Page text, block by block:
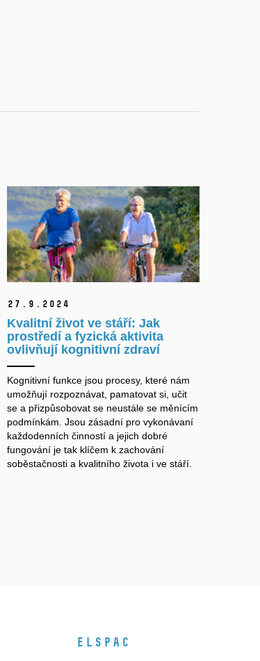
27. 9. 2024
Kvalitní život ve stáří: Jak
prostředí a fyzická aktivita
ovlivňují kognitivní zdraví
Kognitivní funkce jsou procesy, které nám
umožňují rozpoznávat, pamatovat si, učit
se a přizpůsobovat se neustále se měnícím
podmínkám. Jsou zásadní pro vykonávaní
každodenních činností a jejich dobré
fungování je tak klíčem k zachování
soběstačnosti a kvalitního života i ve stáří.
ELSPAC